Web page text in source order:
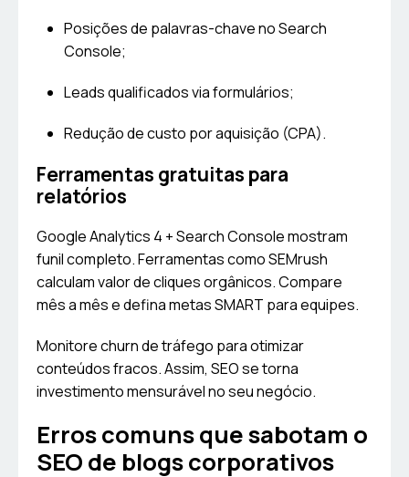
Posições de palavras-chave no Search
Console;
Leads qualificados via formulários;
Redução de custo por aquisição (CPA).
Ferramentas gratuitas para
relatórios
Google Analytics 4 + Search Console mostram
funil completo. Ferramentas como SEMrush
calculam valor de cliques orgânicos. Compare
mês a mês e defina metas SMART para equipes.
Monitore churn de tráfego para otimizar
conteúdos fracos. Assim, SEO se torna
investimento mensurável no seu negócio.
Erros comuns que sabotam o
SEO de blogs corporativos